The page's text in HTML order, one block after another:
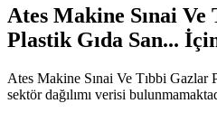
Ates Makine Sınai Ve
Plastik Gıda San...
Ates Makine Sınai Ve Tıbbi Gazlar
sektör dağılımı verisi